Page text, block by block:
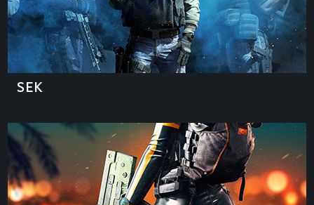
SEK